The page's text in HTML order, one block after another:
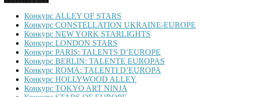
Конкурс ALLEY OF STARS
Конкурс CONSTELLATION UKRAINE-EUROPE
Конкурс NEW YORK STARLIGHTS
Конкурс LONDON STARS
Конкурс PARIS: TALENTS D’EUROPE
Конкурс BERLIN: TALENTE EUROPAS
Конкурс ROMA: TALENTI D’EUROPA
Конкурс HOLLYWOOD ALLEY
Конкурс TOKYO ART NINJA